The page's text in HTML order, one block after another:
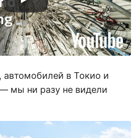
в Токио и
мы ни разу не видели